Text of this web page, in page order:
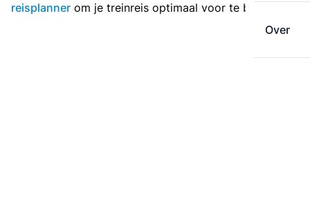
Over
reisplanner om je treinreis optimaal voor te bereiden.